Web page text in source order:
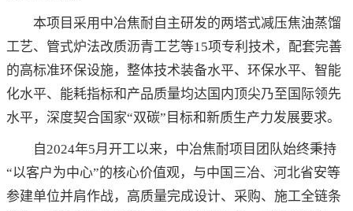
本项目采用中冶焦耐自主研发的两塔式减压焦油蒸馏
工艺、管式炉法改质沥青工艺等15项专利技术，配套完善
的高标准环保设施，整体技术装备水平、环保水平、智能
化水平、能耗指标和产品质量均达国内顶尖乃至国际领先
水平，深度契合国家“双碳”目标和新质生产力发展要求。
自2024年5月开工以来，中冶焦耐项目团队始终秉持
“以客户为中心”的核心价值观，与中国三冶、河北省安等
参建单位并肩作战，高质量完成设计、采购、施工全链条